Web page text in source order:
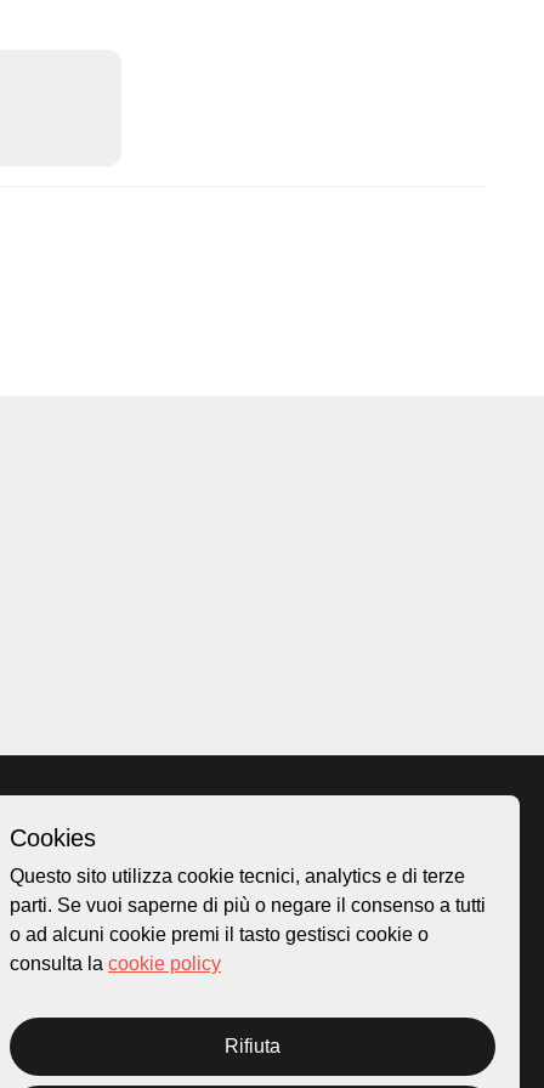
Homepage
Mappa
Storie
Cookies
Questo sito utilizza cookie tecnici, analytics e di terze
parti. Se vuoi saperne di più o negare il consenso a tutti
o ad alcuni cookie premi il tasto gestisci cookie o
consulta la cookie policy
Rifiuta